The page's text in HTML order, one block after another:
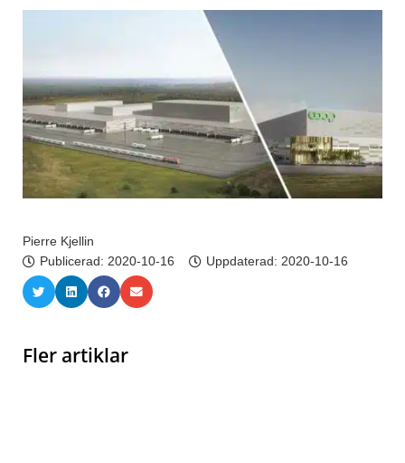
Pierre Kjellin
Publicerad: 2020-10-16 Uppdaterad: 2020-10-16
Fler artiklar